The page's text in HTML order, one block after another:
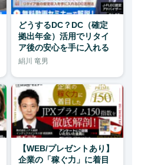
どうするDC？DC（確定
拠出年金）活用でリタイ
ア後の安心を手に入れる
絹川 竜男
【WEB/プレゼントあり】
企業の「稼ぐ力」に着目